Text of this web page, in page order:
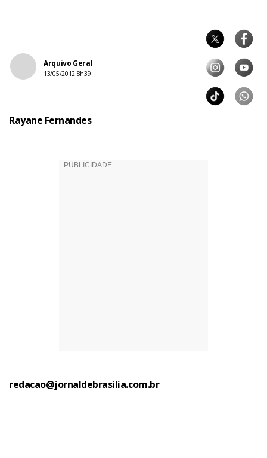
Arquivo Geral
13/05/2012 8h39
Rayane Fernandes
redacao@jornaldebrasilia.com.br